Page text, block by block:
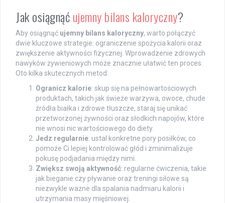
Jak osiągnąćujemny bilans kaloryczny?
Aby osiągnąć ujemny bilans kaloryczny, warto połączyć
dwie kluczowe strategie: ograniczenie spożycia kalorii oraz
zwiększenie aktywności fizycznej. Wprowadzenie zdrowych
nawyków żywieniowych może znacznie ułatwić ten proces.
Oto kilka skutecznych metod:
Ogranicz kalorie: skup się na pełnowartościowych
produktach, takich jak świeże warzywa, owoce, chude
źródła białka i zdrowe tłuszcze, staraj się unikać
przetworzonej żywności oraz słodkich napojów, które
nie wnosi nic wartościowego do diety.
Jedz regularnie: ustal konkretne pory posiłków, co
pomoże Ci lepiej kontrolować głód i zminimalizuje
pokusę podjadania między nimi.
Zwiększ swoją aktywność: regularne ćwiczenia, takie
jak bieganie czy pływanie oraz treningi siłowe są
niezwykle ważne dla spalania nadmiaru kalorii i
utrzymania masy mięśniowej.